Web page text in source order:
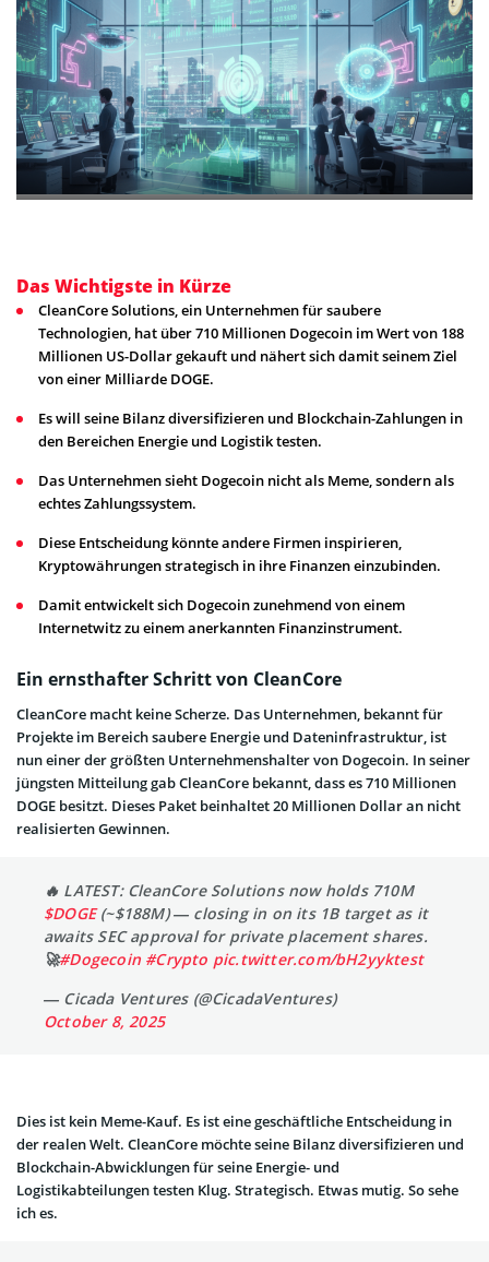
Das Wichtigste in Kürze
CleanCore Solutions, ein Unternehmen für saubere
Technologien, hat über 710 Millionen Dogecoin im Wert von 188
Millionen US-Dollar gekauft und nähert sich damit seinem Ziel
von einer Milliarde DOGE.
Es will seine Bilanz diversifizieren und Blockchain-Zahlungen in
den Bereichen Energie und Logistik testen.
Das Unternehmen sieht Dogecoin nicht als Meme, sondern als
echtes Zahlungssystem.
Diese Entscheidung könnte andere Firmen inspirieren,
Kryptowährungen strategisch in ihre Finanzen einzubinden.
Damit entwickelt sich Dogecoin zunehmend von einem
Internetwitz zu einem anerkannten Finanzinstrument.
Ein ernsthafter Schritt von CleanCore
CleanCore macht keine Scherze. Das Unternehmen, bekannt für
Projekte im Bereich saubere Energie und Dateninfrastruktur, ist
nun einer der größten Unternehmenshalter von Dogecoin. In seiner
jüngsten Mitteilung gab CleanCore bekannt, dass es 710 Millionen
DOGE besitzt. Dieses Paket beinhaltet 20 Millionen Dollar an nicht
realisierten Gewinnen.
🔥 LATEST: CleanCore Solutions now holds 710M
$DOGE(~$188M) — closing in on its 1B target as it
awaits SEC approval for private placement shares.
🚀#Dogecoin #Crypto pic.twitter.com/bH2yyktest
— Cicada Ventures (@CicadaVentures)
October 8, 2025
Dies ist kein Meme-Kauf. Es ist eine geschäftliche Entscheidung in
der realen Welt. CleanCore möchte seine Bilanz diversifizieren und
Blockchain-Abwicklungen für seine Energie- und
Logistikabteilungen testen Klug. Strategisch. Etwas mutig. So sehe
ich es.